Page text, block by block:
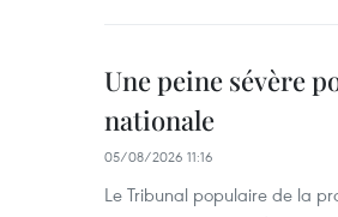
Une peine sévère
nationale
05/08/2026 11:16
Le Tribunal populaire de la